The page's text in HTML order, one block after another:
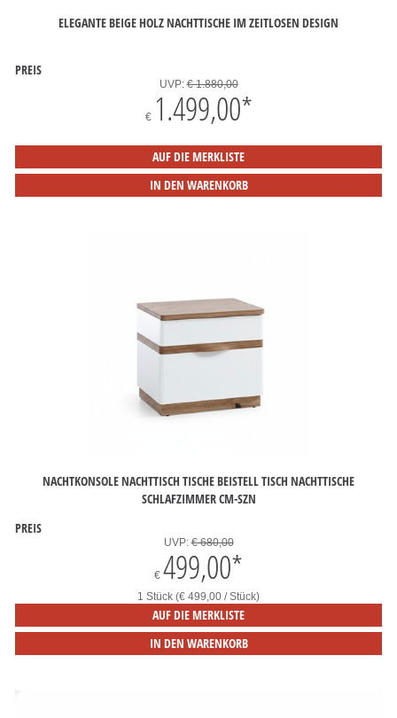
ELEGANTE BEIGE HOLZ NACHTTISCHE IM ZEITLOSEN DESIGN
PREIS
UVP:€ 1.880,00
€ 1.499,00*
AUF DIE MERKLISTE
IN DEN WARENKORB
NACHTKONSOLE NACHTTISCH TISCHE BEISTELL TISCH NACHTTISCHE
SCHLAFZIMMER CM-SZN
PREIS
UVP:€ 680,00
€ 499,00*
1 Stück (€ 499,00 / Stück)
AUF DIE MERKLISTE
IN DEN WARENKORB